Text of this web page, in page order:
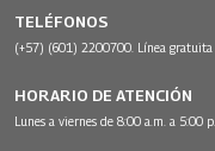
TELÉFONOS
(+57) (601) 2200700. Línea
HORARIO DE ATENCIÓN
Lunes a viernes de 8:00 a.m. a 5:00